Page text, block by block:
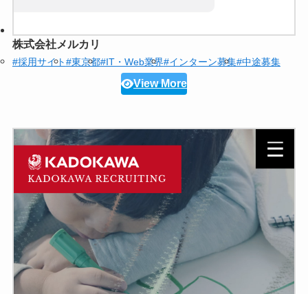
株式会社メルカリ
#採用サイト#東京都#IT・Web業界#インターン募集#中途募集
View More